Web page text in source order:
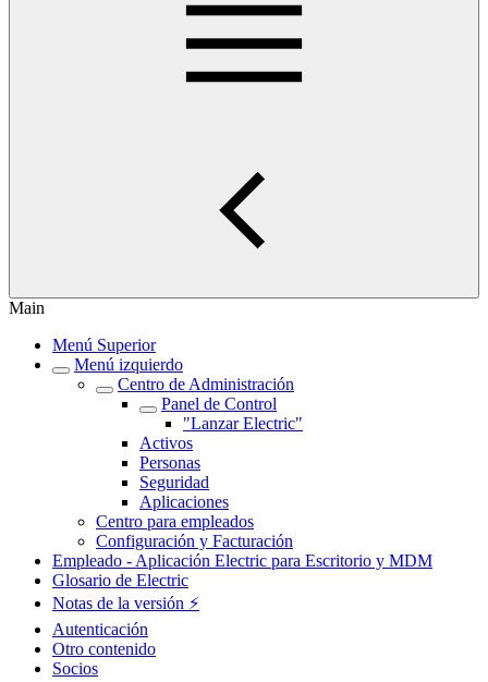
Main
Menú Superior
Menú izquierdo
Centro de Administración
Panel de Control
"Lanzar Electric"
Activos
Personas
Seguridad
Aplicaciones
Centro para empleados
Configuración y Facturación
Empleado - Aplicación Electric para Escritorio y MDM
Glosario de Electric
Notas de la versión ⚡️
Autenticación
Otro contenido
Socios